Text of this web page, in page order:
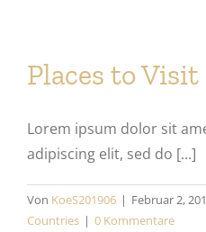
Places to
Lorem ipsum dolor sit
adipiscing elit, sed do [...]
Von KoeS201906 | Februar 2,
Countries | 0 Kommentare